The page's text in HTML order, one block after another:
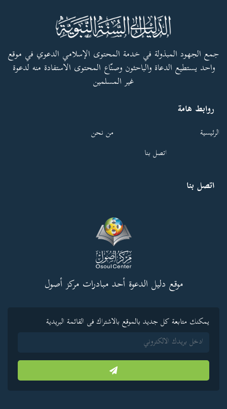
جمع الجهود المبذولة في خدمة المحتوى الإسلامي الدعوي في موقع
واحد يستطيع الدعاة والباحثون وصنّاع المحتوى الاستفادة منه لدعوة
غير المسلمين
روابط هامة
الرئيسية
من نحن
اتصل بنا
اتصل بنا
موقع دليل الدعوة أحد مبادرات مركز أصول
يمكنك متابعة كل جديد بالموقع بالاشتراك فى القائمة البريدية